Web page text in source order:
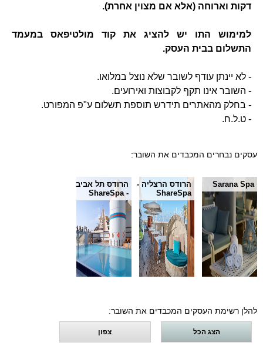
דקות וארוחה (אלא אם מצוין אחרת).
למימוש התו יש להציג את קוד מולטיפאס במעמד
התשלום בבית העסק.
- לא יינתן עודף לשובר שלא נוצל במלואו.
- השובר אינו תקף לקבוצות ואירועים.
- בחלק מהאתרים תידרש תוספת תשלום ע"פ המפורט.
- ט.ל.ח.
עסקים נבחרים המכבדים את השובר:
Sarana Spa
הרודס הרצליה -
ShareSpa
הרודס תל אביב
- ShareSpa
להלן רשימת העסקים המכבדים את השובר:
הצג הכל צפון